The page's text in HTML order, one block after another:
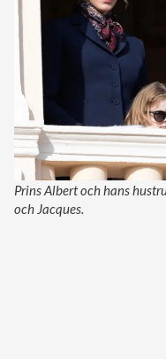
Prins Albert och hans
och Jacques.